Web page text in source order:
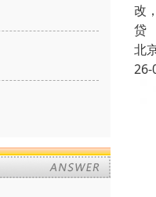
改
贷
北
26-